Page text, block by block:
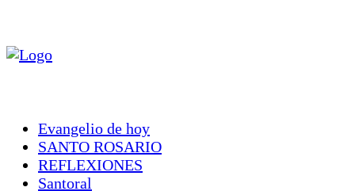
Evangelio de hoy
SANTO ROSARIO
REFLEXIONES
Santoral